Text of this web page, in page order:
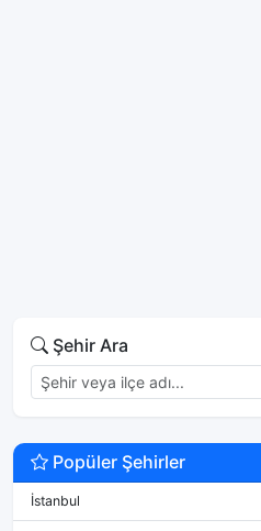
Şehir Ara
Popüler Şehirler
İstanbul